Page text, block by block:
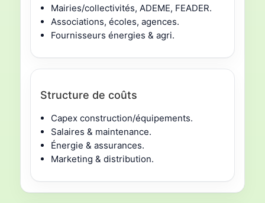
Mairies/collectivités, ADEME, FEADER.
Associations, écoles, agences.
Fournisseurs énergies & agri.
Structure de coûts
Capex construction/équipements.
Salaires & maintenance.
Énergie & assurances.
Marketing & distribution.